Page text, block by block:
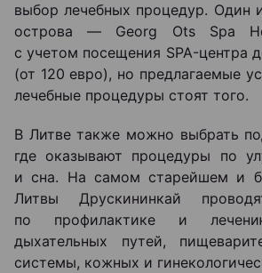
выбор лечебных процедур. Один
острова — Georg Ots Spa
с учетом посещения SPA-центра
(от 120 евро), но предлагаемые
лечебные процедуры стоят того.
В Литве также можно выбрать
где оказывают процедуры по
и сна. На самом старейшем и
Литвы Друскининкай
по профилактике и
дыхательных путей,
системы, кожных и